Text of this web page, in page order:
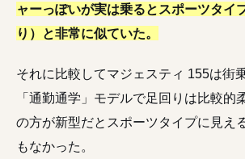
ャーっぽいが実は乗るとスポーツタイ
り）と非常に似ていた。
それに比較してマジェスティ 155は街
「通勤通学」モデルで足回りは比較的
の方が新型だとスポーツタイプに見え
もなかった。